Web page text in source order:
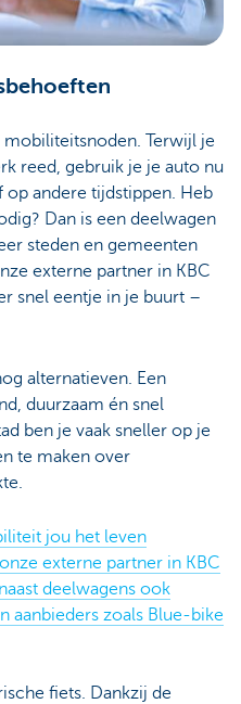
mobiliteitsnoden. Terwijl je
reed, gebruik je je auto nu
andere tijdstippen. Heb
Dan is een deelwagen
steden en gemeenten
externe partner in KBC
snel eentje in je buurt –
alternatieven. Een
duurzaam én snel
ben je vaak sneller op je
te maken over
jou het leven
externe partner in KBC
deelwagens ook
aanbieders zoals Blue-bike
fiets. Dankzij de